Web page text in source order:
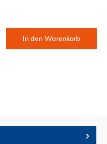
In den Warenkorb